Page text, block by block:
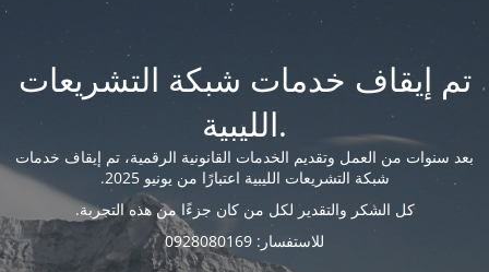
تم إيقاف خدمات شبكة التشريعات
الليبية.
بعد سنوات من العمل وتقديم الخدمات القانونية الرقمية، تم إيقاف خدمات
شبكة التشريعات الليبية اعتبارًا من يونيو 2025.
كل الشكر والتقدير لكل من كان جزءًا من هذه التجربة.
للاستفسار: 0928080169